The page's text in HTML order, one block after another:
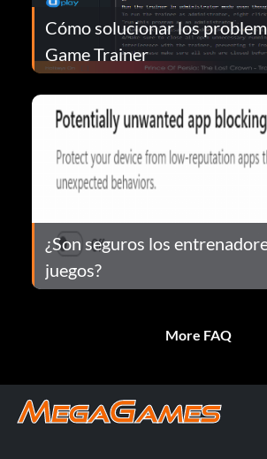
Cómo solucionar los
Game Trainer
¿Son seguros los
juegos?
More FAQ